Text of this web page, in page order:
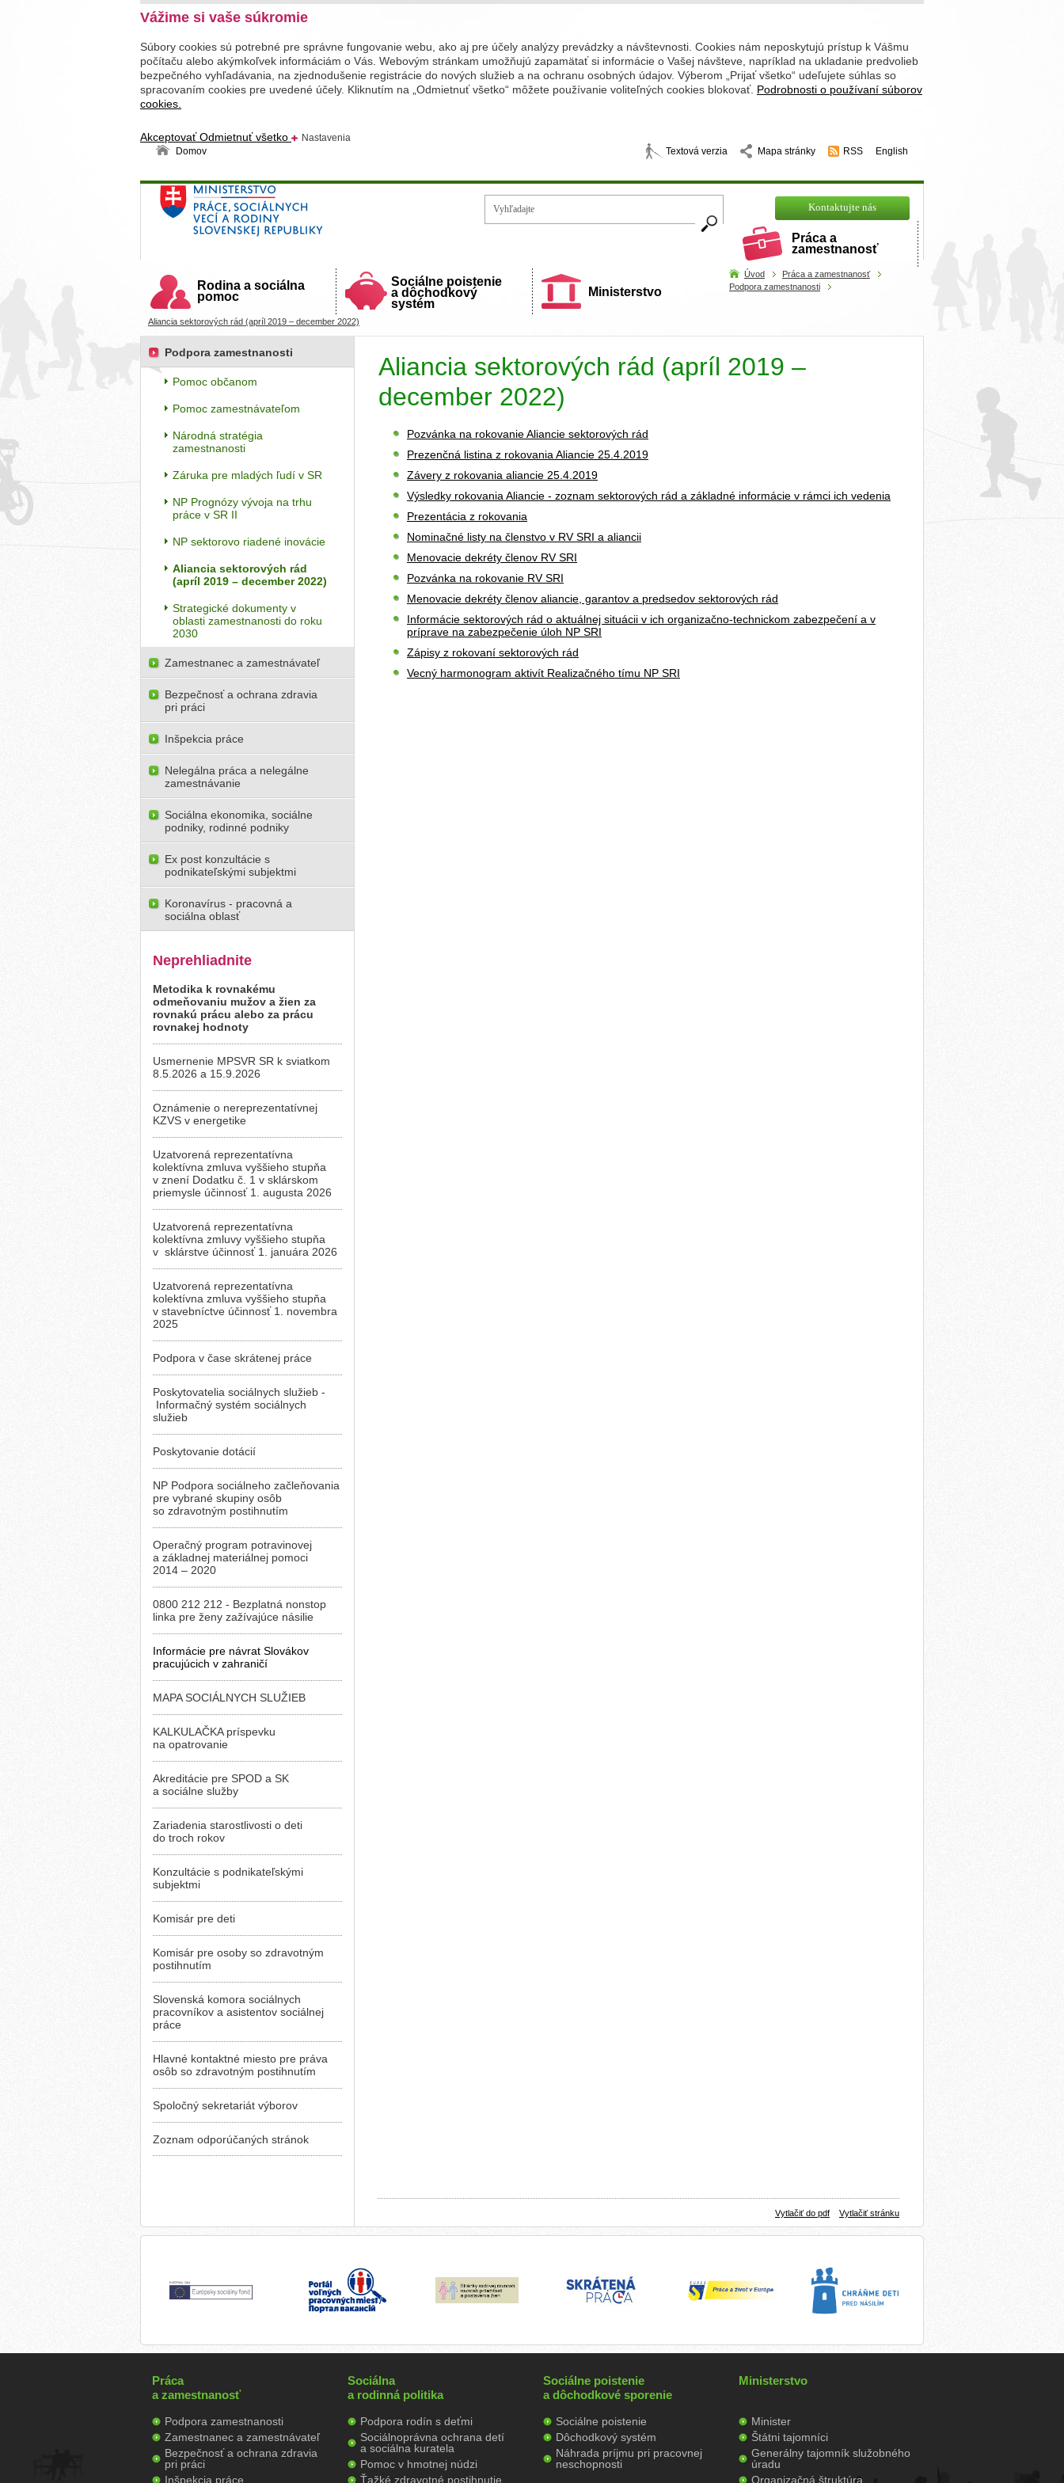
Vážime si vaše súkromie
Súbory cookies sú potrebné pre správne fungovanie webu, ako aj pre účely analýzy prevádzky a návštevnosti. Cookies nám neposkytujú prístup k Vášmu
počítaču alebo akýmkoľvek informáciám o Vás. Webovým stránkam umožňujú zapamätať si informácie o Vašej návšteve, napríklad na ukladanie predvolieb
bezpečného vyhľadávania, na zjednodušenie registrácie do nových služieb a na ochranu osobných údajov. Výberom „Prijať všetko“ udeľujete súhlas so
spracovaním cookies pre uvedené účely. Kliknutím na „Odmietnuť všetko“ môžete používanie voliteľných cookies blokovať. Podrobnosti o používaní súborov
cookies.
AkceptovaťOdmietnuť všetko
Nastavenia
Domov
Textová verzia Mapa stránky RSS English
Ministerstvo práce, sociálnych vecí a rodiny
Slovenskej republiky
Kontaktujte nás
Práca a
zamestnanosť
Rodina a sociálna
pomoc
Sociálne poistenie
a dôchodkový
systém
Ministerstvo
Úvod
Práca a zamestnanosť
Podpora zamestnanosti
Aliancia sektorových rád (apríl 2019 – december 2022)
Aliancia sektorových rád (apríl 2019 –
december 2022)
Pozvánka na rokovanie Aliancie sektorových rád
Prezenčná listina z rokovania Aliancie 25.4.2019
Závery z rokovania aliancie 25.4.2019
Výsledky rokovania Aliancie - zoznam sektorových rád a základné informácie v rámci ich vedenia
Prezentácia z rokovania
Nominačné listy na členstvo v RV SRI a aliancii
Menovacie dekréty členov RV SRI
Pozvánka na rokovanie RV SRI
Menovacie dekréty členov aliancie, garantov a predsedov sektorových rád
Informácie sektorových rád o aktuálnej situácii v ich organizačno-technickom zabezpečení a v
príprave na zabezpečenie úloh NP SRI
Zápisy z rokovaní sektorových rád
Vecný harmonogram aktivít Realizačného tímu NP SRI
Podpora zamestnanosti
Pomoc občanom
Pomoc zamestnávateľom
Národná stratégia
zamestnanosti
Záruka pre mladých ľudí v SR
NP Prognózy vývoja na trhu
práce v SR II
NP sektorovo riadené inovácie
Aliancia sektorových rád
(apríl 2019 – december 2022)
Strategické dokumenty v
oblasti zamestnanosti do roku
2030
Zamestnanec a zamestnávateľ
Bezpečnosť a ochrana zdravia
pri práci
Inšpekcia práce
Nelegálna práca a nelegálne
zamestnávanie
Sociálna ekonomika, sociálne
podniky, rodinné podniky
Ex post konzultácie s
podnikateľskými subjektmi
Koronavírus - pracovná a
sociálna oblasť
Neprehliadnite
Metodika k rovnakému
odmeňovaniu mužov a žien za
rovnakú prácu alebo za prácu
rovnakej hodnoty
Usmernenie MPSVR SR k sviatkom
8.5.2026 a 15.9.2026
Oznámenie o nereprezentatívnej
KZVS v energetike
Uzatvorená reprezentatívna
kolektívna zmluva vyššieho stupňa
v znení Dodatku č. 1 v sklárskom
priemysle účinnosť 1. augusta 2026
Uzatvorená reprezentatívna
kolektívna zmluvy vyššieho stupňa
v sklárstve účinnosť 1. januára 2026
Uzatvorená reprezentatívna
kolektívna zmluva vyššieho stupňa
v stavebníctve účinnosť 1. novembra
2025
Podpora v čase skrátenej práce
Poskytovatelia sociálnych služieb -
Informačný systém sociálnych
služieb
Poskytovanie dotácií
NP Podpora sociálneho začleňovania
pre vybrané skupiny osôb
so zdravotným postihnutím
Operačný program potravinovej
a základnej materiálnej pomoci
2014 – 2020
0800 212 212 - Bezplatná nonstop
linka pre ženy zažívajúce násilie
Informácie pre návrat Slovákov
pracujúcich v zahraničí
MAPA SOCIÁLNYCH SLUŽIEB
KALKULAČKA príspevku
na opatrovanie
Akreditácie pre SPOD a SK
a sociálne služby
Zariadenia starostlivosti o deti
do troch rokov
Konzultácie s podnikateľskými
subjektmi
Komisár pre deti
Komisár pre osoby so zdravotným
postihnutím
Slovenská komora sociálnych
pracovníkov a asistentov sociálnej
práce
Hlavné kontaktné miesto pre práva
osôb so zdravotným postihnutím
Spoločný sekretariát výborov
Zoznam odporúčaných stránok
Vytlačiť do pdf Vytlačiť stránku
Práca
a zamestnanosť
Podpora zamestnanosti
Zamestnanec a zamestnávateľ
Bezpečnosť a ochrana zdravia
pri práci
Inšpekcia práce
Sociálna
a rodinná politika
Podpora rodín s deťmi
Sociálnoprávna ochrana detí
a sociálna kuratela
Pomoc v hmotnej núdzi
Ťažké zdravotné postihnutie
Sociálne poistenie
a dôchodkové sporenie
Sociálne poistenie
Dôchodkový systém
Náhrada príjmu pri pracovnej
neschopnosti
Ministerstvo
Minister
Štátni tajomníci
Generálny tajomník služobného
úradu
Organizačná štruktúra